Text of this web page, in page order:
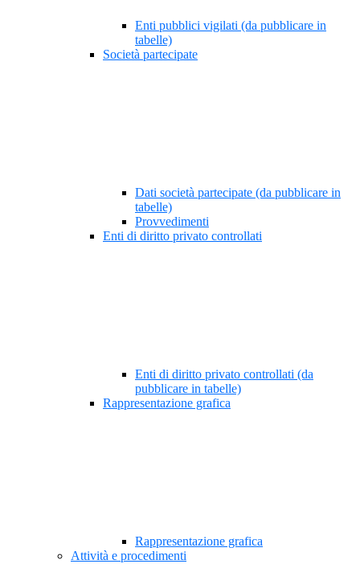
Enti pubblici vigilati (da pubblicare in
tabelle)
Società partecipate
Dati società partecipate (da pubblicare in
tabelle)
Provvedimenti
Enti di diritto privato controllati
Enti di diritto privato controllati (da
pubblicare in tabelle)
Rappresentazione grafica
Rappresentazione grafica
Attività e procedimenti